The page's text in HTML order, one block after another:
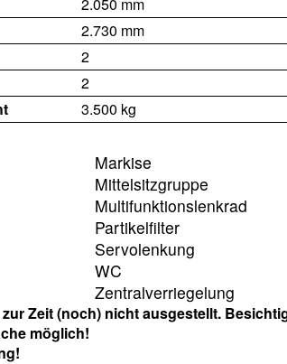
2.730 mm
2
2
3.500 kg
Markise
Mittelsitzgruppe
Multifunktionslenkrad
Partikelfilter
Servolenkung
WC
Zentralverriegelung
Zeit (noch) nicht ausgestellt.
möglich!